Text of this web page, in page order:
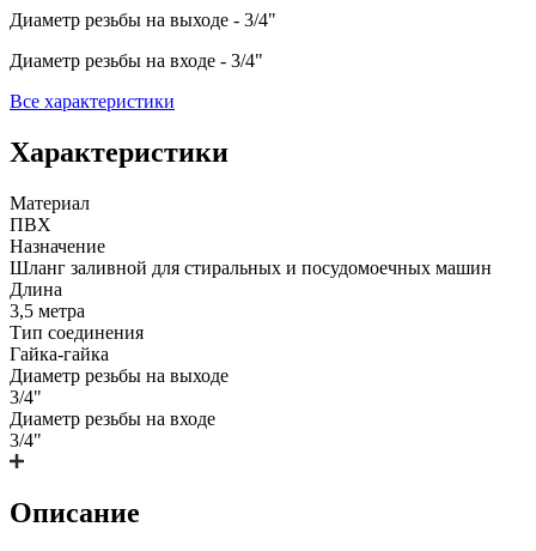
Диаметр резьбы на выходе - 3/4"
Диаметр резьбы на входе - 3/4"
Все характеристики
Характеристики
Материал
ПВХ
Назначение
Шланг заливной для стиральных и посудомоечных машин
Длина
3,5 метра
Тип соединения
Гайка-гайка
Диаметр резьбы на выходе
3/4"
Диаметр резьбы на входе
3/4"
Описание